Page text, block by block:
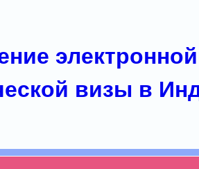
электронной
визы в